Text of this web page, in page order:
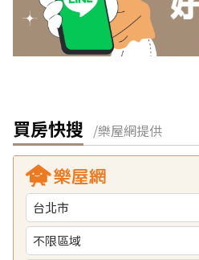
買房快搜 /樂屋網提供